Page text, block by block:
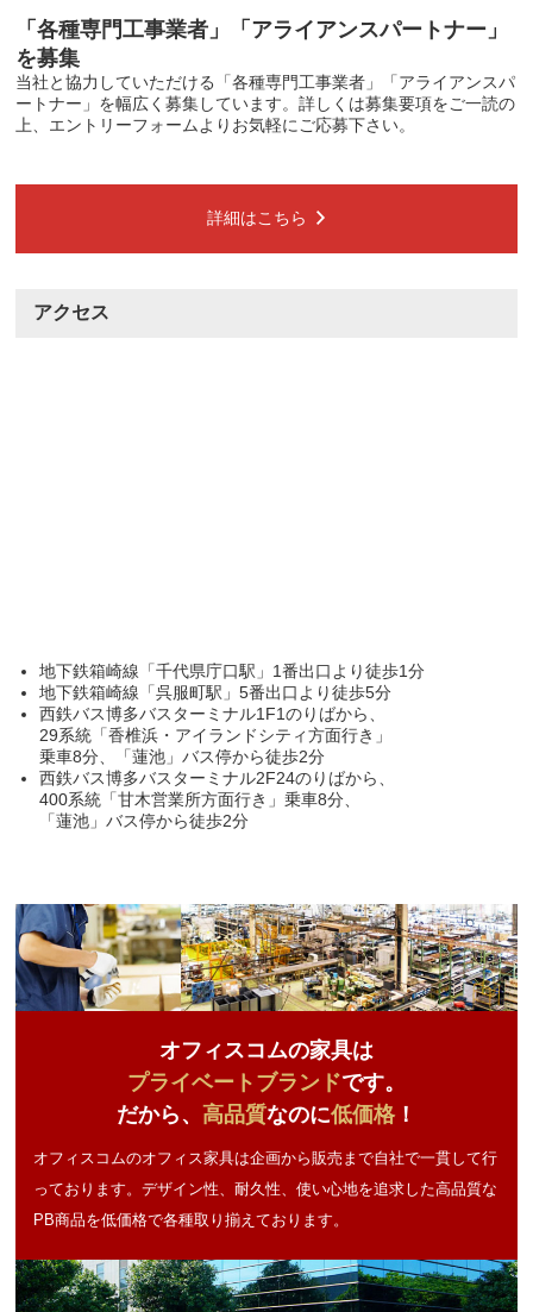
「各種専門工事業者」「アライアンスパートナー」
を募集
当社と協力していただける「各種専門工事業者」「アライアンスパ
ートナー」を幅広く募集しています。詳しくは募集要項をご一読の
上、エントリーフォームよりお気軽にご応募下さい。
詳細はこちら
アクセス
地下鉄箱崎線「千代県庁口駅」1番出口より徒歩1分
地下鉄箱崎線「呉服町駅」5番出口より徒歩5分
西鉄バス博多バスターミナル1F1のりばから、
29系統「香椎浜・アイランドシティ方面行き」
乗車8分、「蓮池」バス停から徒歩2分
西鉄バス博多バスターミナル2F24のりばから、
400系統「甘木営業所方面行き」乗車8分、
「蓮池」バス停から徒歩2分
オフィスコムの家具は
プライベートブランドです。
だから、 高品質なのに低価格！
オフィスコムのオフィス家具は企画から販売まで自社で一貫して行
っております。デザイン性、耐久性、使い心地を追求した高品質な
PB商品を低価格で各種取り揃えております。